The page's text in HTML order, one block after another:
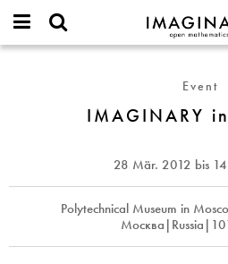
IMAGINARY
open
Français
Deutsch
Español
Türkçe
Galerien
Filme
Texte
Projekte
Neues
Neues Passwort
Event
IMAGINARY
28 Mär. 2012 bis
Polytechnical Museum in